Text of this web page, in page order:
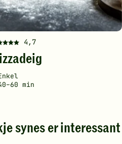
4,7
min
synes er interessant